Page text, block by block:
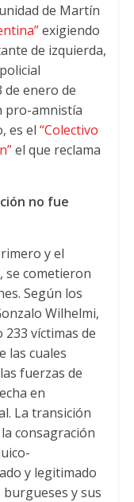
de Martín
exigiendo
de izquierda,
de enero de
pro-amnistía
es el “Colectivo
el que reclama
no fue
y el
se cometieron
Según los
Wilhelmi,
víctimas de
las cuales
fuerzas de
en
La transición
consagración
y legitimado
y sus